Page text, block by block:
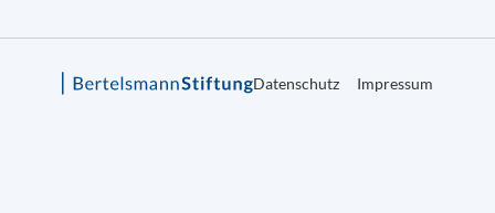
Datenschutz Impressum